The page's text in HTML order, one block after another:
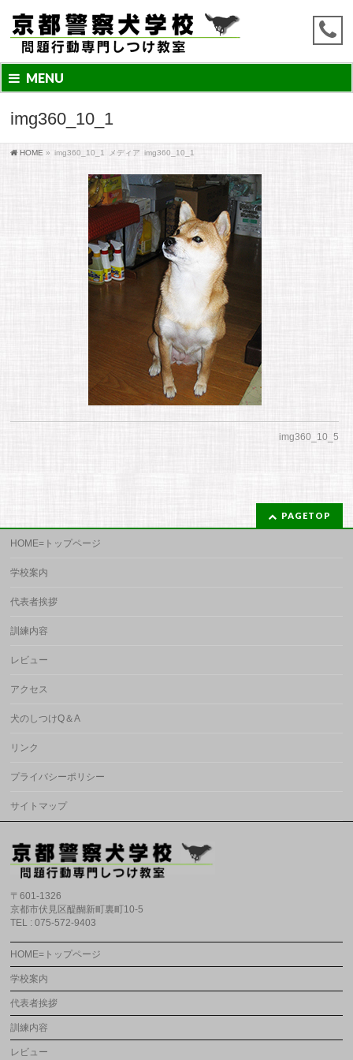
MENU
img360_10_1
HOME » img360_10_1 メディア img360_10_1
img360_10_5
PAGETOP
HOME=トップページ
学校案内
代表者挨拶
訓練内容
レビュー
アクセス
犬のしつけQ＆A
リンク
プライバシーポリシー
サイトマップ
〒601-1326
京都市伏見区醍醐新町裏町10-5
TEL : 075-572-9403
HOME=トップページ
学校案内
代表者挨拶
訓練内容
レビュー